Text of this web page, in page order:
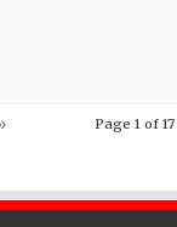
Page 1 of 17